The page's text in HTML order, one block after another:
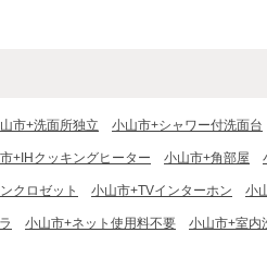
市+洗面所独立 小山市+シャワー付洗面台
+IHクッキングヒーター 小山市+角部屋
クロゼット 小山市+TVインターホン 小
小山市+ネット使用料不要 小山市+室内